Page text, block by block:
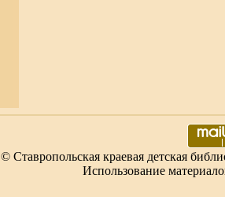
© Ставропольская краевая детская
Использование